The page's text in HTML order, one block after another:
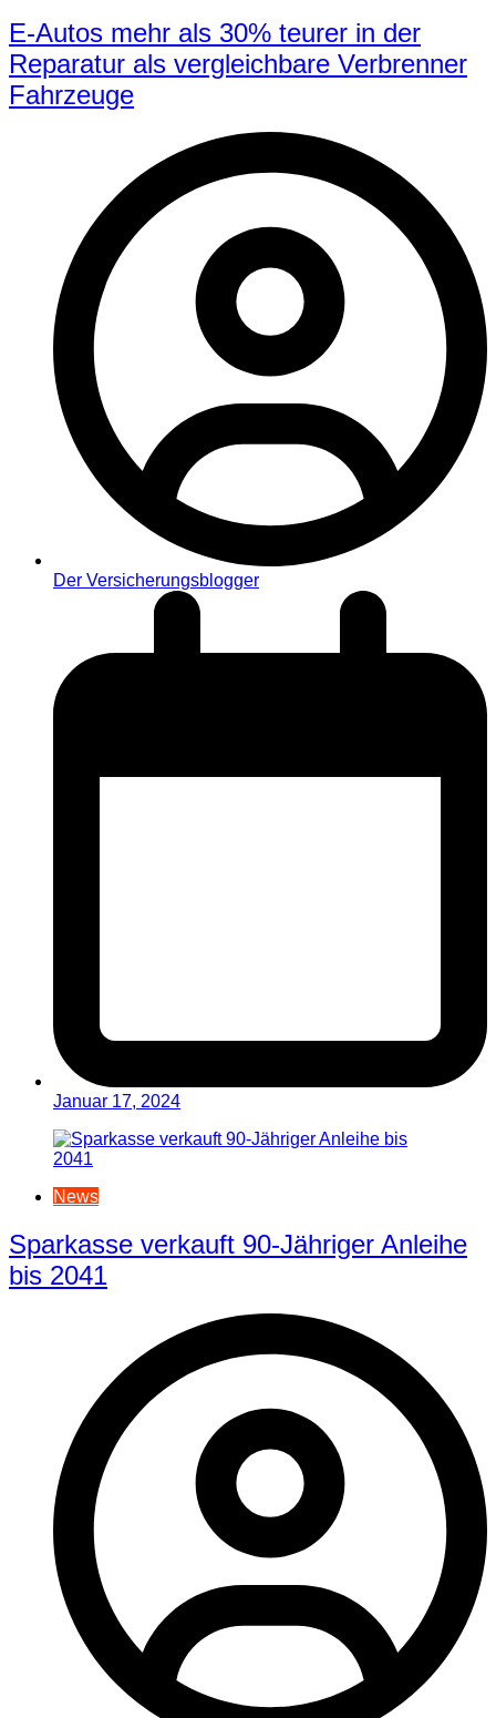
E-Autos mehr als 30% teurer in der
Reparatur als vergleichbare Verbrenner
Fahrzeuge
Der Versicherungsblogger
Januar 17, 2024
News
Sparkasse verkauft 90-Jähriger Anleihe
bis 2041